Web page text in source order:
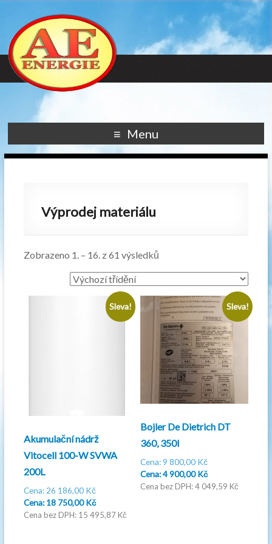
Menu
Výprodej materiálu
Zobrazeno 1. – 16. z 61 výsledků
Sleva!
Akumulační nádrž
Vitocell 100-W SVWA
200L
26 186,00 KčPůvodní
cena
byla:
18 750,00KčAktuální
cena
15 495,87Kč
Sleva!
Bojler De Dietrich DT
360, 350l
9 800,00 KčPůvodní
cena
byla:
4 900,00KčAktuální
cena
4 049,59Kč